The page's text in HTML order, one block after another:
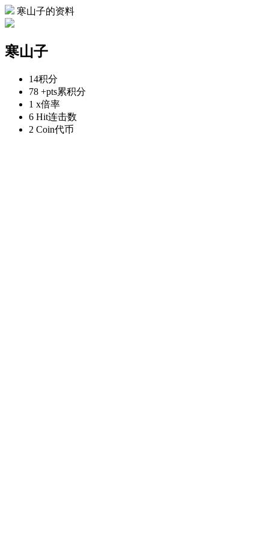
寒山子的资料
寒山子
14积分
78 +pts累积分
1 x倍率
6 Hit连击数
2 Coin代币